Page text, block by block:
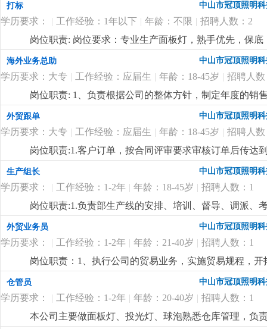
打标 中山市冠顶照明
学历要求： | 工作经验：1年以下 | 年龄：不限 | 招聘人数：2
岗位职责: 岗位要求：专业生产面板灯，熟手优先，保
吃包住，不吃不住补贴400元，每月设有全勤奖100/月
海外业务总助 中山市冠顶照明
学历要求：大专 | 工作经验：应届生 | 年龄：18-45岁 | 招聘人数
岗位职责: 1、负责根据公司的整体方针，制定年度的销
2、负责开拓新客户，维护老客户，对新老客户进行公
员协调各个部门的关系，使业务工作可以畅通进行；4
排、业务培训等，并对业务员的工作方式进行指导，监
完成情况对其进行考核，向公司提交业务人员的奖惩建
实施各种促销、宣传活动。岗位要求:1.男性，18-45岁
作地点在国外，薪资10000+，具体的以面谈为准更详细...
外贸跟单 中山市冠顶照明
学历要求：大专 | 工作经验：应届生 | 年龄：18-45岁 | 招聘人数
岗位职责:1.客户订单，按合同评审要求审核订单后传达
2.根据生产部反馈信息掌握生产进度及欠料、品质问题
安排生产，跟踪样品进度及客户确认结果。安排送样、
知相关部门5.客户资信、客户订单、文件分发的整理和
记、初步处理、信息传递及处理结果跟踪7.经常与客户
wod等办公软件；。自制成品输入、输出月结及成品电
顾客满意度测量程序对客户满意度进行调查及汇总分析
守则外，心须遵守公司制定的工作守则，有违反守则的
优先考虑，男女不限2.英语能力四级以上3.有较好的沟
4.工作有条理，细致、认真、有责任心，办事严谨5.熟
文字撰写能力和较强的沟通协调以及语言表达能力7.上
生产组长 中山市冠顶照明
学历要求： | 工作经验：1-2年 | 年龄：18-45岁 | 招聘人数：1
岗位职责:1.负责部生产线的安排、培训、督导、调派、
掌握属员之心态与动向，及时反映属员之情况，并研拟
融入公司文化、热爱公司、热爱本行业、为公司创造效
生产任务、生产顺序及完成期限，产前说明并严格执行
况，调控好生产序次与进度，带领团队按时、保质、保
施且督导实施，确定指标产量并贯彻达成 4.负责安排人
中之自我品质控制及物料损耗有效管制之督导 6.负责品
报表之编制、审核、分析与呈报8.负责作业现场6s工作
位要求:1.1年以上生产现场管理工作经验,有电子产品生
质量控制及生产效率提升4.生产现场''6s‘管理 更详细 ...
外贸业务员 中山市冠顶照明
学历要求： | 工作经验：1-2年 | 年龄：21-40岁 | 招聘人数：1
岗位职责：1、执行公司的贸易业务，实施贸易规程，
同；3、负责生产跟踪、发货、现场监装；4、负责单证
6、业务相关资料的整理和归档；7、相关业务工作的汇
上.3、会计算机办公软件操作；4、热爱外贸销售工作
较强的事业心、团队合作精神和独立处事能力，勇于开
仓管员 中山市冠顶照明
学历要求： | 工作经验：1-2年 | 年龄：20-40岁 | 招聘人数：1
本公司主要做面板灯、投光灯、球泡熟悉仓库管理，负